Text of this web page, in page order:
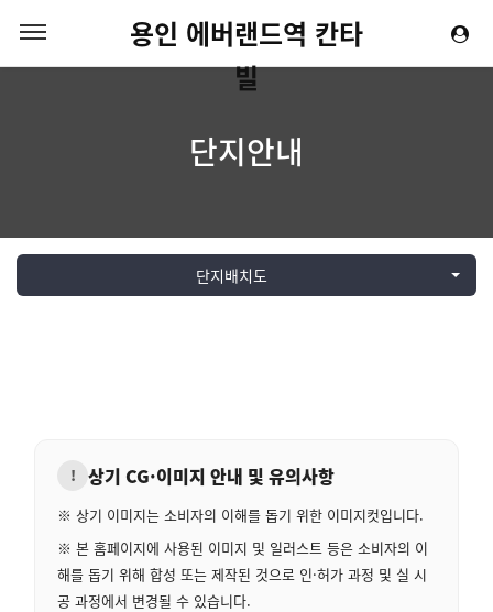
용인 에버랜드역 칸타
빌
단지안내
단지배치도
! 상기 CG·이미지 안내 및 유의사항
※ 상기 이미지는 소비자의 이해를 돕기 위한 이미지컷입니다.
※ 본 홈페이지에 사용된 이미지 및 일러스트 등은 소비자의 이
해를 돕기 위해 합성 또는 제작된 것으로 인·허가 과정 및 실 시
공 과정에서 변경될 수 있습니다.